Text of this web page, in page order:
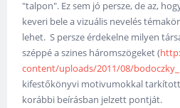
"talpon". Ez sem jó persze, de az,
keveri bele a vizuális nevelés
lehet. S persze érdekelne milyen
széppé a szines háromszögeket (
content/uploads/2011/08/
kifestőkönyvi motivumokkal
korábbi beírásban jelzett pontját.